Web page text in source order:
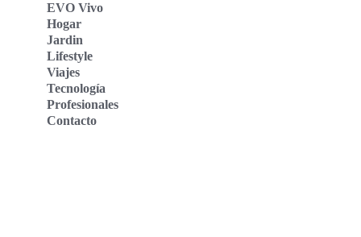
EVO Vivo
Hogar
Jardin
Lifestyle
Viajes
Tecnología
Profesionales
Contacto